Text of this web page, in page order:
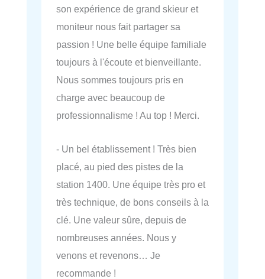
son expérience de grand skieur et
moniteur nous fait partager sa
passion ! Une belle équipe familiale
toujours à l'écoute et bienveillante.
Nous sommes toujours pris en
charge avec beaucoup de
professionnalisme ! Au top ! Merci.
- Un bel établissement ! Très bien
placé, au pied des pistes de la
station 1400. Une équipe très pro et
très technique, de bons conseils à la
clé. Une valeur sûre, depuis de
nombreuses années. Nous y
venons et revenons… Je
recommande !